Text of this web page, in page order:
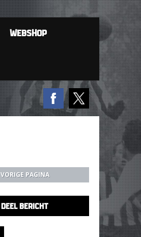
WEBSHOP
VORIGE PAGINA
DEEL BERICHT